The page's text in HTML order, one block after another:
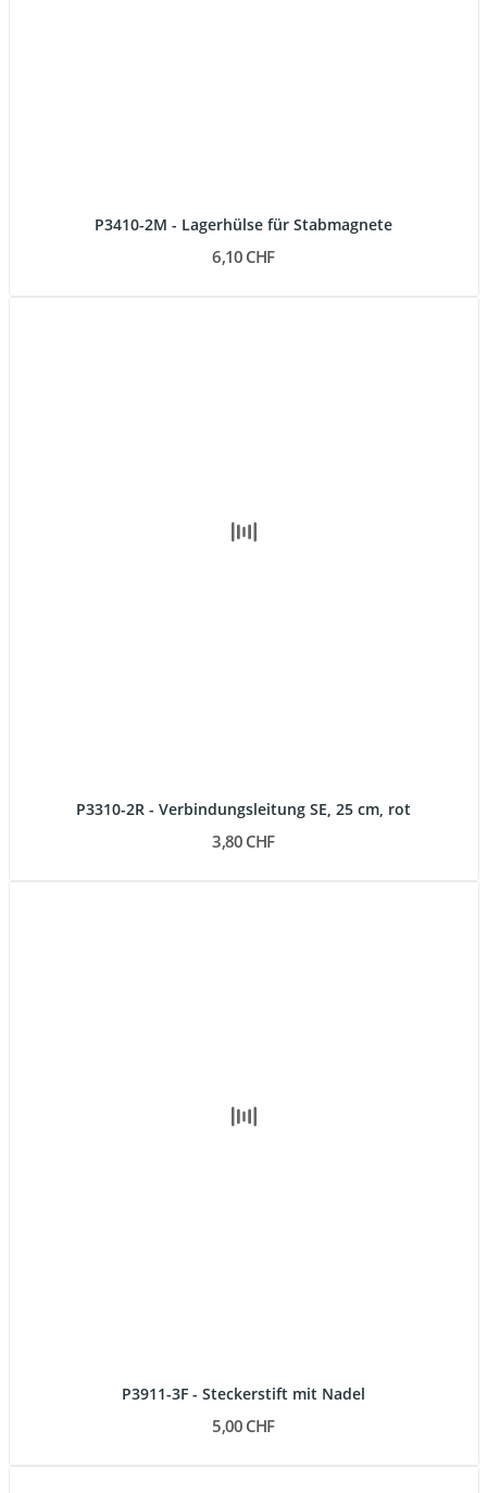
P3410-2M - Lagerhülse für Stabmagnete
6,10 CHF
P3310-2R - Verbindungsleitung SE, 25 cm, rot
3,80 CHF
P3911-3F - Steckerstift mit Nadel
5,00 CHF